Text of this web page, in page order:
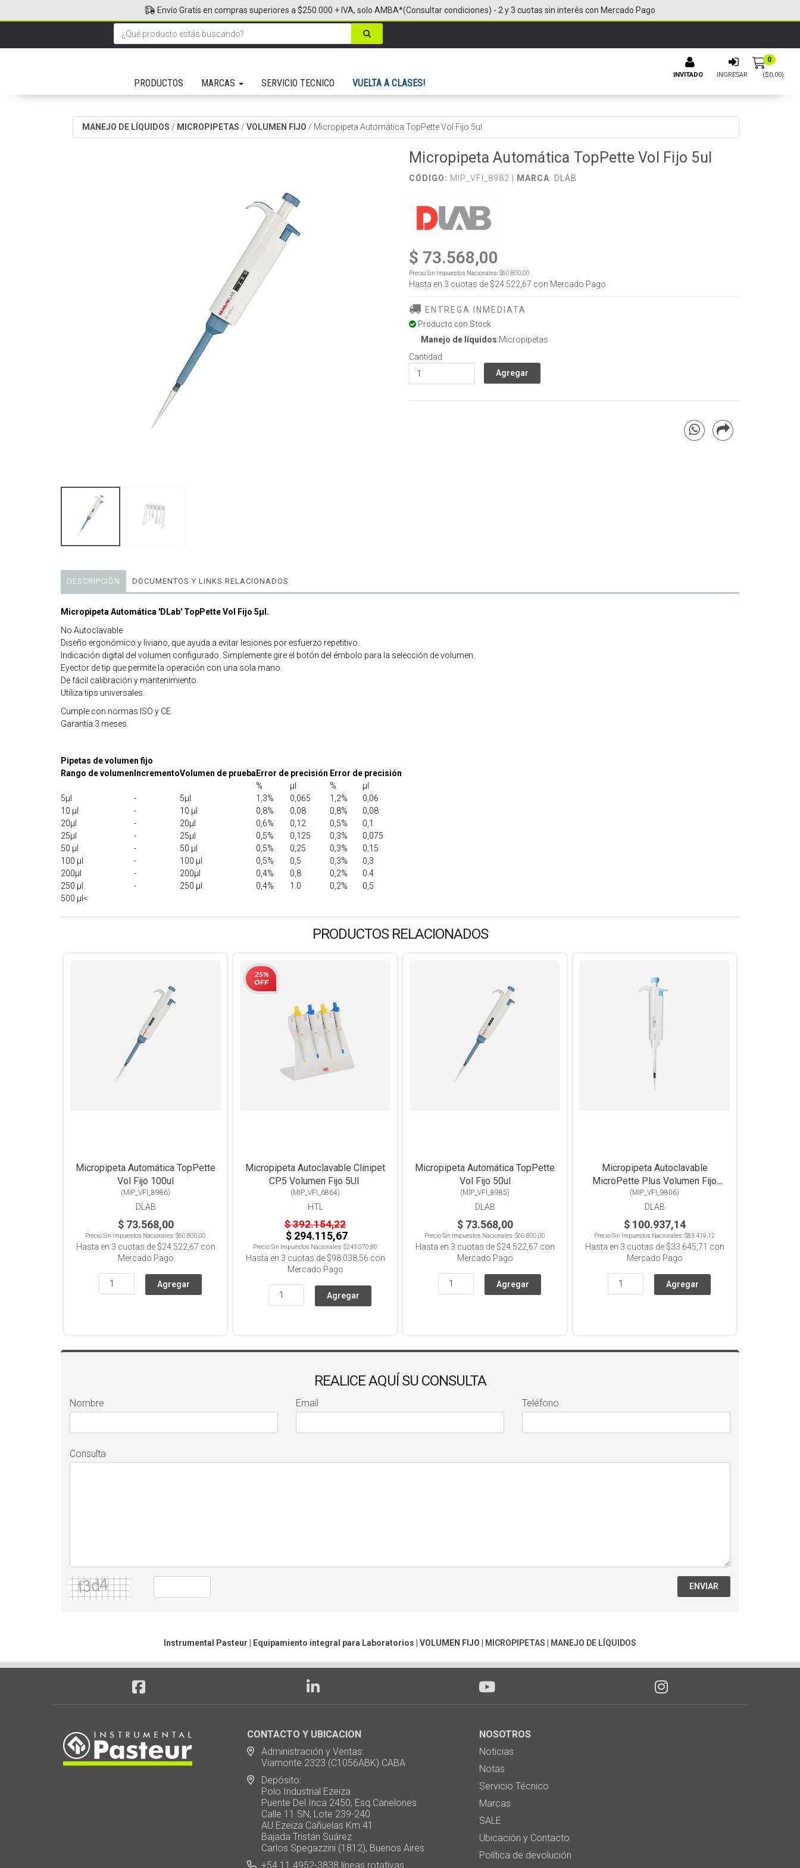
INVITADO INGRESAR
0
($0,00)
PRODUCTOS MARCAS SERVICIO TECNICO VUELTA A CLASES!
Envío Gratis en compras superiores a $250.000 + IVA, solo AMBA*(Consultar condiciones) - 2 y 3 cuotas sin interés con Mercado Pago
MANEJO DE LÍQUIDOS / MICROPIPETAS / VOLUMEN FIJO / Micropipeta Automática TopPette Vol Fijo 5ul
Micropipeta Automática TopPette Vol Fijo 5ul
CÓDIGO: MIP_VFI_8982 | MARCA: DLAB
$ 73.568,00
Precio Sin Impuestos Nacionales:$60.800,00
Hasta en 3 cuotas de $24.522,67 con Mercado Pago
ENTREGA INMEDIATA
Producto con Stock
Manejo de líquidos:Micropipetas
Cantidad
DESCRIPCIÓN DOCUMENTOS Y LINKS RELACIONADOS
Micropipeta Automática 'DLab' TopPette Vol Fijo 5µl.
No Autoclavable
Diseño ergonómico y liviano, que ayuda a evitar lesiones por esfuerzo repetitivo.
Indicación digital del volumen configurado. Simplemente gire el botón del émbolo para la selección de volumen.
Eyector de tip que permite la operación con una sola mano.
De fácil calibración y mantenimiento.
Utiliza tips universales.
Cumple con normas ISO y CE.
Garantía 3 meses.
Pipetas de volumen fijo
Rango de volumen IncrementoVolumen de prueba Error de precisión Error de precisión
%
μl %
μl
5μl
- 5μl 1,3% 0,065 1,2%
0,06
10 μl
- 10 μl 0,8% 0,08 0,8%
0,08
20μl
- 20μl 0,6% 0,12 0,5%
0,1
25μl
- 25μl 0,5% 0,125 0,3%
0,075
50 μl
- 50 μl 0,5% 0,25 0,3%
0,15
100 μl
- 100 μl 0,5% 0,5 0,3%
0,3
200μl
- 200μl 0,4% 0,8 0,2%
0.4
250 μl
- 250 μl 0,4% 1.0 0,2%
0,5
500 μl<
PRODUCTOS RELACIONADOS
Micropipeta Automática TopPette
Vol Fijo 100ul
(MIP_VFI_8986)
DLAB
$ 73.568,00
Precio Sin Impuestos Nacionales:$60.800,00
Hasta en 3 cuotas de $24.522,67 con
Mercado Pago
25%
OFF
Micropipeta Autoclavable Clinipet
CP5 Volumen Fijo 5Ul
(MIP_VFI_6864)
HTL
$ 392.154,22
$ 294.115,67
Precio Sin Impuestos Nacionales:$243.070,80
Hasta en 3 cuotas de $98.038,56 con
Mercado Pago
Micropipeta Automática TopPette
Vol Fijo 50ul
(MIP_VFI_8985)
DLAB
$ 73.568,00
Precio Sin Impuestos Nacionales:$60.800,00
Hasta en 3 cuotas de $24.522,67 con
Mercado Pago
Micropipeta Autoclavable
MicroPette Plus Volumen Fijo
2000ul
(MIP_VFI_9806)
DLAB
$ 100.937,14
Precio Sin Impuestos Nacionales:$83.419,12
Hasta en 3 cuotas de $33.645,71 con
Mercado Pago
REALICE AQUÍ SU CONSULTA
Nombre Email Teléfono
Consulta
ENVIAR
Instrumental Pasteur | Equipamiento integral para Laboratorios | VOLUMEN FIJO MICROPIPETAS MANEJO DE LÍQUIDOS
CONTACTO Y UBICACION
Administración y Ventas:
Viamonte 2323 (C1056ABK) CABA
Depósito:
Polo Industrial Ezeiza
Puente Del Inca 2450, Esq.Canelones
Calle 11 SN, Lote 239-240
AU Ezeiza Cañuelas Km 41
Bajada Tristán Suárez
Carlos Spegazzini (1812), Buenos Aires
+54 11 4952-3838 líneas rotativas
NOSOTROS
Noticias
Notas
Servicio Técnico
Marcas
SALE
Ubicación y Contacto
Política de devolución